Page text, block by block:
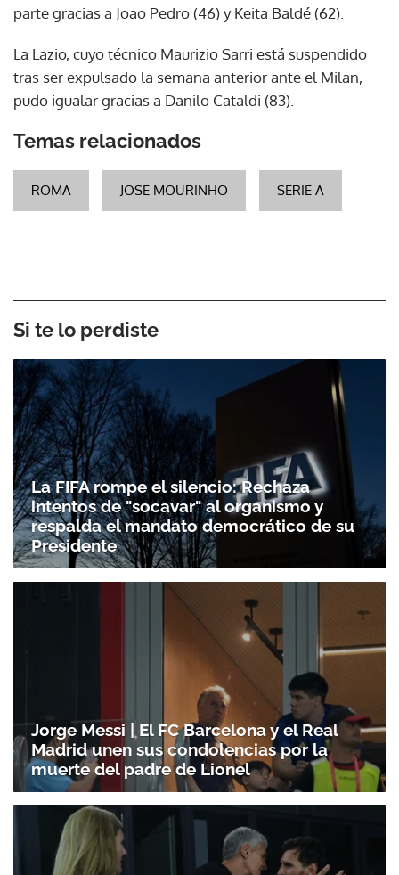
parte gracias a Joao Pedro (46) y Keita Baldé (62).
La Lazio, cuyo técnico Maurizio Sarri está suspendido
tras ser expulsado la semana anterior ante el Milan,
pudo igualar gracias a Danilo Cataldi (83).
Temas relacionados
ROMA JOSE MOURINHO SERIE A
Si te lo perdiste
La FIFA rompe el silencio: Rechaza
intentos de "socavar" al organismo y
respalda el mandato democrático de su
Presidente
Jorge Messi | El FC Barcelona y el Real
Madrid unen sus condolencias por la
muerte del padre de Lionel